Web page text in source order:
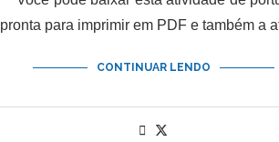
pronta para imprimir em PDF e também a
CONTINUAR LENDO